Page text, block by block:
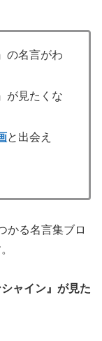
の名言がわ
が見たくな
と出会え
かる名言集ブロ
シャイン』が見た